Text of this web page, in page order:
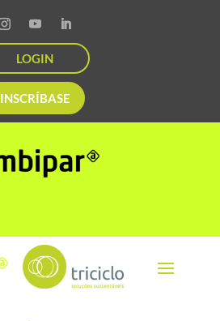
LOGIN
INSCRÍBASE